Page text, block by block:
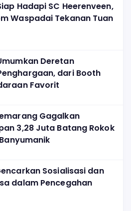
Hadapi SC Heerenveen,
Waspadai Tekanan Tuan
Deretan
dari Booth
Favorit
Gagalkan
3,28 Juta Batang Rokok
Sosialisasi dan
dalam Pencegahan